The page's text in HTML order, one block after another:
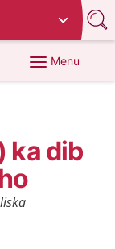
Menu
ka dib